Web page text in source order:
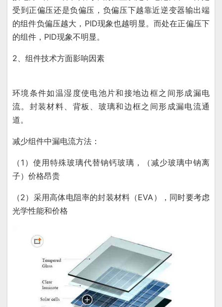
受到正偏压还是负偏压，负偏压下越靠近逆变器输出端
的组件负偏压越大，PID现象也越明显。而处在正偏压下
的组件，PID现象不明显。
2、组件技术方面影响因素
环境条件如温湿度使电池片和接地边框之间形成漏电
流。封装材料、背板、玻璃和边框之间形成漏电流通
道。
减少组件中漏电流方法：
（1）使用特殊玻璃代替钠钙玻璃，（减少玻璃中钠离
子）价格昂贵
（2）采用高体电阻率的封装材料（EVA），同时要考虑
光学性能和价格